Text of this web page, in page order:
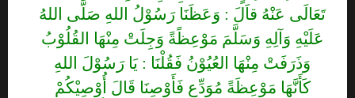
تَعَالَى عَنْهُ قاَلَ : وَعَظَنَا رَسُوْلُ اللهِ صَلَّى اللهُ
عَلَيْهِ وَآلِهِ وَسَلَّمَ مَوْعِظًةً وَجِلَتْ مِنْهَا القُلُوْبُ
وَذَرَفَتْ مِنْهَا العُيُوْنُ فَقُلْنَا : يَا رَسُوْلَ اللهِ
كَأَنَّهَا مَوْعِظَةً مُوَدِّعٍ فَأَوْصِنَا قَالَ أُوْصِيْكُمْ